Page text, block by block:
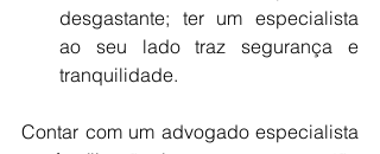
desgastante; ter um especialista
ao seu lado traz segurança e
tranquilidade.
Contar com um advogado especialista